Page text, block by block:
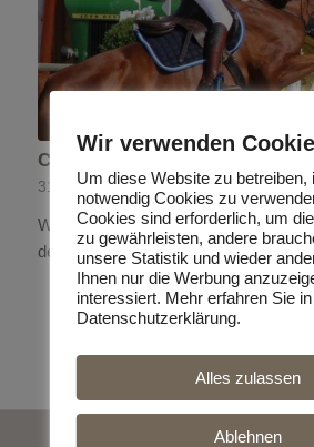
Cornelia Volk im Kader
31. Dezember 2014
Wir freuen uns über die Aufnahme von
den Kader…
Wir verwenden
Um diese Website zu betreiben,
notwendig Cookies zu
Cookies sind erforderlich, um
zu gewährleisten, andere
unsere Statistik und wieder
Ihnen nur die Werbung
interessiert. Mehr erfahren Sie
Datenschutzerklärung.
Alles zulassen
Ablehnen